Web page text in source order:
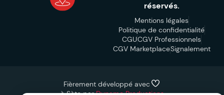
réservés.
Mentions légales
Politique de confidentialité
CGUCGV Professionnels
CGV MarketplaceSignalement
Fièrement développé avec